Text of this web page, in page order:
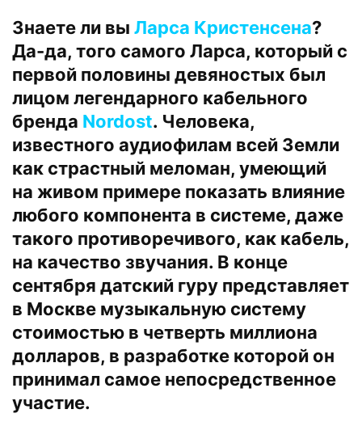
Знаете ли вы Ларса Кристенсена?
Да-да, того самого Ларса, который с
первой половины девяностых был
лицом легендарного кабельного
бренда Nordost. Человека,
известного аудиофилам всей Земли
как страстный меломан, умеющий
на живом примере показать влияние
любого компонента в системе, даже
такого противоречивого, как кабель,
на качество звучания. В конце
сентября датский гуру представляет
в Москве музыкальную систему
стоимостью в четверть миллиона
долларов, в разработке которой он
принимал самое непосредственное
участие.